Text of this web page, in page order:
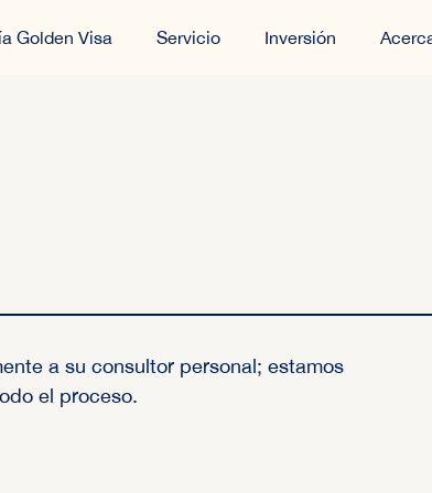
Golden Visa Servicio Inversión
a su consultor personal; estamos
el proceso.